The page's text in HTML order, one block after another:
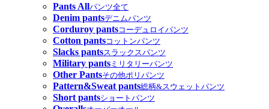
Pants Allパンツ全て
Denim pantsデニムパンツ
Corduroy pantsコーデュロイパンツ
Cotton pantsコットンパンツ
Slacks pantsスラックスパンツ
Military pants ミリタリーパンツ
Other Pantsその他ポリパンツ
Pattern&Sweat pants総柄&スウェットパンツ
Short pantsショートパンツ